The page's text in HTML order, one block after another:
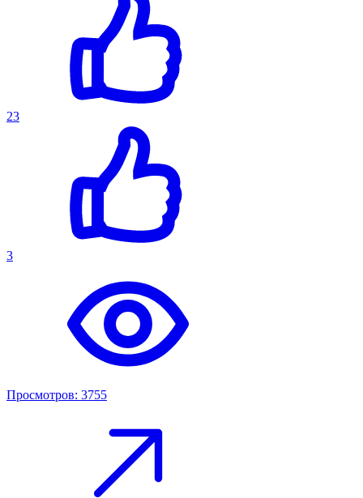
23
3
Просмотров: 3755